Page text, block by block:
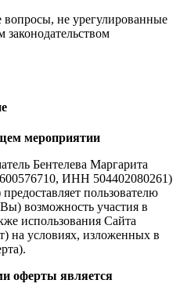
вопросы, не урегулированные
мероприятии
Бентелева Маргарита
ИНН 504402080261)
пользователю
возможность участия в
использования Сайта
на условиях, изложенных в
оферты является